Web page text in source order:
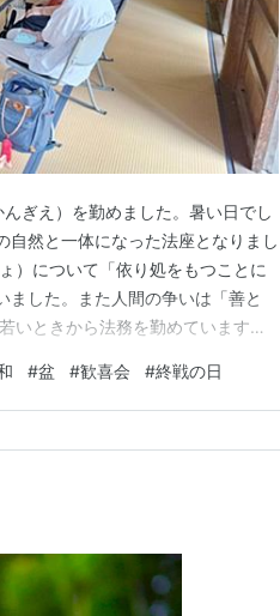
ぎえ）を勤めました。暑い日でし
自然と一体になった法座となりまし
）について「依り処をもつことに
ました。また人間の争いは「善と
いときから法務を勤めています
秘めたまま生涯を終えた人も、多
…
#盆 #歓喜会 #終戦の日